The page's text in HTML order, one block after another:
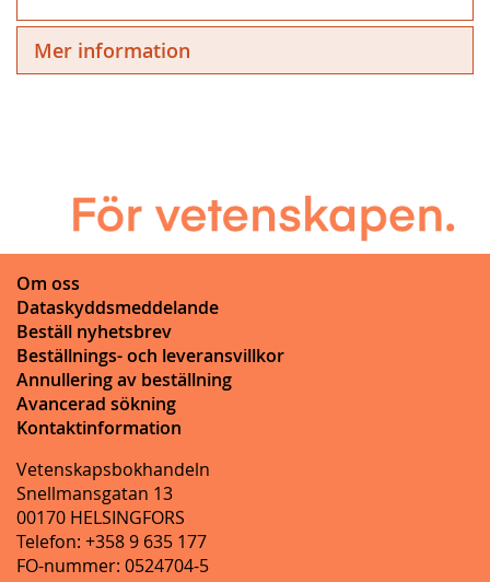
Mer information
Om oss
Dataskyddsmeddelande
Beställ nyhetsbrev
Beställnings- och leveransvillkor
Annullering av beställning
Avancerad sökning
Kontaktinformation
Vetenskapsbokhandeln
Snellmansgatan 13
00170 HELSINGFORS
Telefon: +358 9 635 177
FO-nummer: 0524704-5